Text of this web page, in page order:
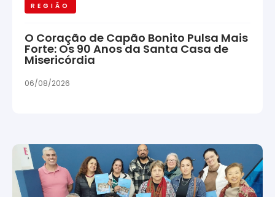
REGIÃO
O Coração de Capão Bonito Pulsa Mais
Forte: Os 90 Anos da Santa Casa de
Misericórdia
06/08/2026